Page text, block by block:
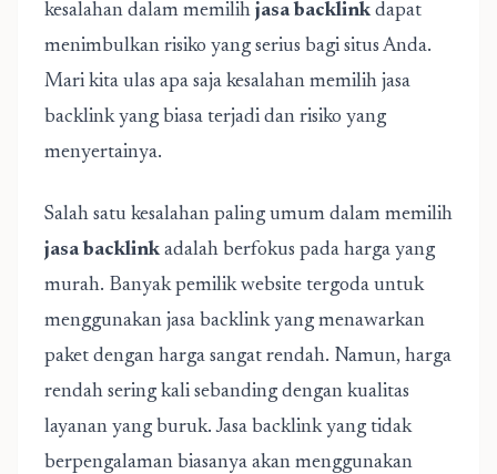
kesalahan dalam memilih jasa backlink dapat
menimbulkan risiko yang serius bagi situs Anda.
Mari kita ulas apa saja kesalahan memilih jasa
backlink yang biasa terjadi dan risiko yang
menyertainya.
Salah satu kesalahan paling umum dalam memilih
jasa backlink adalah berfokus pada harga yang
murah. Banyak pemilik website tergoda untuk
menggunakan jasa backlink yang menawarkan
paket dengan harga sangat rendah. Namun, harga
rendah sering kali sebanding dengan kualitas
layanan yang buruk. Jasa backlink yang tidak
berpengalaman biasanya akan menggunakan